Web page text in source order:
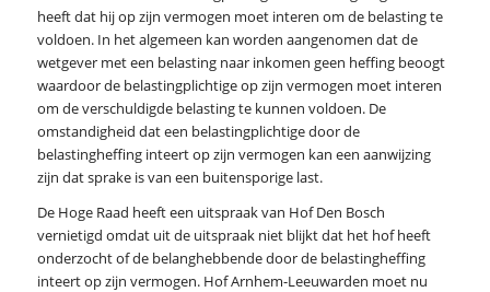
heeft dat hij op zijn vermogen moet interen om de belasting te
voldoen. In het algemeen kan worden aangenomen dat de
wetgever met een belasting naar inkomen geen heffing beoogt
waardoor de belastingplichtige op zijn vermogen moet interen
om de verschuldigde belasting te kunnen voldoen. De
omstandigheid dat een belastingplichtige door de
belastingheffing inteert op zijn vermogen kan een aanwijzing
zijn dat sprake is van een buitensporige last.
De Hoge Raad heeft een uitspraak van Hof Den Bosch
vernietigd omdat uit de uitspraak niet blijkt dat het hof heeft
onderzocht of de belanghebbende door de belastingheffing
inteert op zijn vermogen. Hof Arnhem-Leeuwarden moet nu